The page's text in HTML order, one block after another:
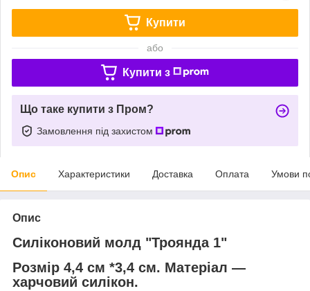
Купити
або
Купити з
Що таке купити з Пром?
Замовлення під захистом
Опис Характеристики Доставка Оплата Умови
Опис
Силіконовий молд "Троянда 1"
Розмір 4,4 см *3,4 см. Матеріал —
харчовий силікон.